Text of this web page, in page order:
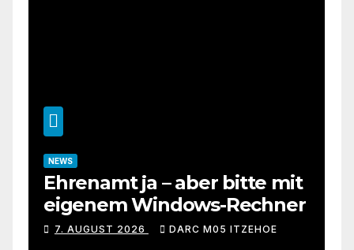
NEWS
Ehrenamt ja – aber bitte mit
eigenem Windows-Rechner
7. AUGUST 2026 DARC M05 ITZEHOE